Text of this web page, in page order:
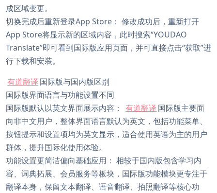
成区域变更。
切换完成后重新登录App Store： 修改成功后，重新打开
App Store将显示新的区域内容，此时搜索“YOUDAO
Translate”即可看到国际版应用页面，并可直接点击“获取”进
行下载和安装。
有道翻译 国际版与国内版区别
国际版界面语言与功能设置不同
国际版默认以英文界面展示内容：
有道翻译 国际版主要面
向非中文用户，整体界面语言默认为英文，包括功能菜单、
按钮提示和设置项均为英文显示，适合使用英语为主的用户
群体，提升国际化使用体验。
功能设置更简洁偏向基础应用： 相较于国内版包含学习内
容、词典拓展、会员服务等板块，国际版功能模块更专注于
翻译本身，保留文本翻译、语音翻译、拍照翻译等核心功